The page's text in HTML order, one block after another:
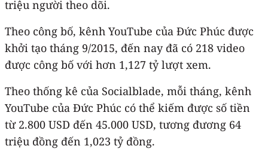
triệu người theo dõi.
Theo công bố, kênh YouTube của Đức Phúc được
khởi tạo tháng 9/2015, đến nay đã có 218 video
được công bố với hơn 1,127 tỷ lượt xem.
Theo thống kê của Socialblade, mỗi tháng, kênh
YouTube của Đức Phúc có thể kiếm được số tiền
từ 2.800 USD đến 45.000 USD, tương đương 64
triệu đồng đến 1,023 tỷ đồng.